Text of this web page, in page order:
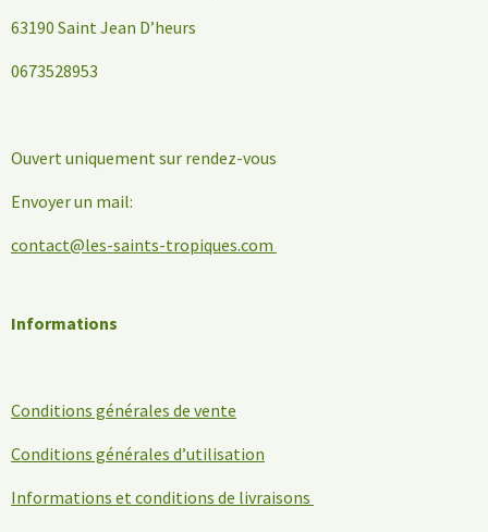
63190 Saint Jean D’heurs
0673528953
Ouvert uniquement sur rendez-vous
Envoyer un mail:
contact@les-saints-tropiques.com
Informations
Conditions générales de vente
Conditions générales d’utilisation
Informations et conditions de livraisons